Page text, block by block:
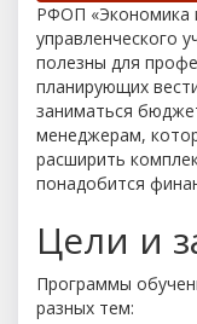
РФОП «Экономика
управленческого
полезны для
планирующих
заниматься
менеджерам,
расширить
понадобится
Цели и
Программы
разных тем: